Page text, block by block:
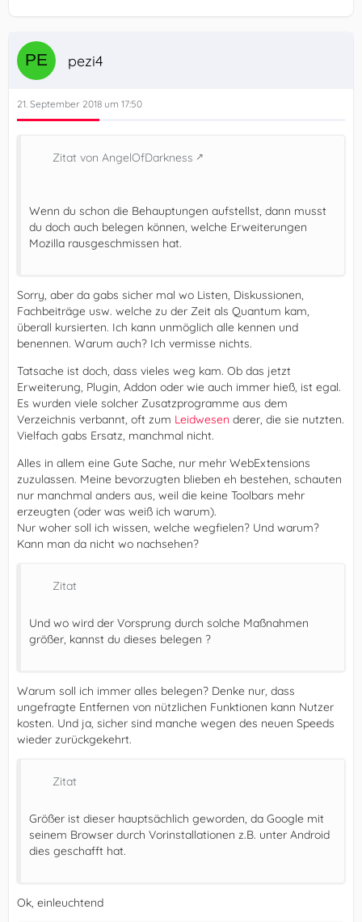
pezi4
21. September 2018 um 17:50
Zitat von AngelOfDarkness
Wenn du schon die Behauptungen aufstellst, dann musst
du doch auch belegen können, welche Erweiterungen
Mozilla rausgeschmissen hat.
Sorry, aber da gabs sicher mal wo Listen, Diskussionen,
Fachbeiträge usw. welche zu der Zeit als Quantum kam,
überall kursierten. Ich kann unmöglich alle kennen und
benennen. Warum auch? Ich vermisse nichts.
Tatsache ist doch, dass vieles weg kam. Ob das jetzt
Erweiterung, Plugin, Addon oder wie auch immer hieß, ist egal.
Es wurden viele solcher Zusatzprogramme aus dem
Verzeichnis verbannt, oft zum Leidwesen derer, die sie nutzten.
Vielfach gabs Ersatz, manchmal nicht.
Alles in allem eine Gute Sache, nur mehr WebExtensions
zuzulassen. Meine bevorzugten blieben eh bestehen, schauten
nur manchmal anders aus, weil die keine Toolbars mehr
erzeugten (oder was weiß ich warum).
Nur woher soll ich wissen, welche wegfielen? Und warum?
Kann man da nicht wo nachsehen?
Zitat
Und wo wird der Vorsprung durch solche Maßnahmen
größer, kannst du dieses belegen ?
Warum soll ich immer alles belegen? Denke nur, dass
ungefragte Entfernen von nützlichen Funktionen kann Nutzer
kosten. Und ja, sicher sind manche wegen des neuen Speeds
wieder zurückgekehrt.
Zitat
Größer ist dieser hauptsächlich geworden, da Google mit
seinem Browser durch Vorinstallationen z.B. unter Android
dies geschafft hat.
Ok, einleuchtend